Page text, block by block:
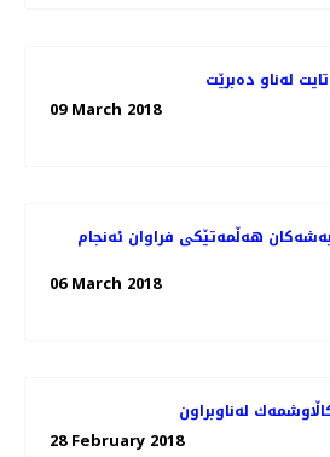
له‌ناو ده‌برێت
09 March 2018
هه‌ڵمه‌تێكی فراوان ئه‌نجام
06 March 2018
له‌ناوبراون
28 February 2018